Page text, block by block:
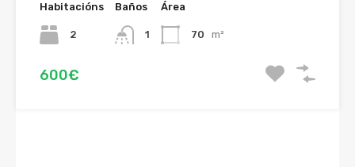
Habitacións
2
Baños
1
Área
70 m²
600€